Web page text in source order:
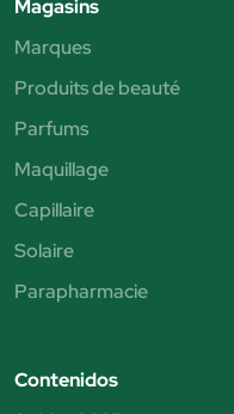
Magasins
Marques
Produits de beauté
Parfums
Maquillage
Capillaire
Solaire
Parapharmacie
Contenidos